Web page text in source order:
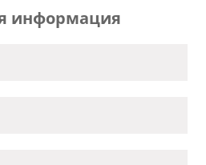
информация